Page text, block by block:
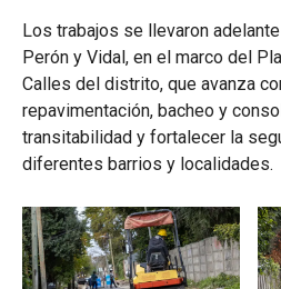
Los trabajos se llevaron
Perón y Vidal, en el marco del
Calles del distrito, que avanza
repavimentación, bacheo y
transitabilidad y fortalecer la
diferentes barrios y localidades.